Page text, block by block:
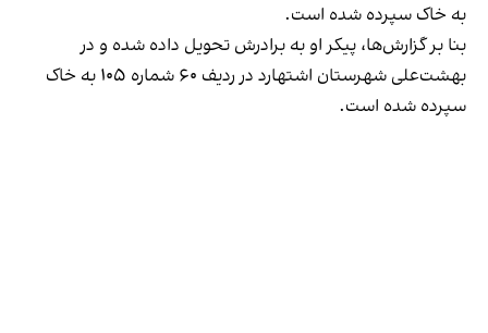
به خاک سپرده شده است.
بنا بر گزارش‌ها، پیکر او به برادرش تحویل داده شده و در
بهشت‌علی شهرستان اشتهارد در ردیف ۶۰ شماره ۱۰۵ به خاک
سپرده شده است.